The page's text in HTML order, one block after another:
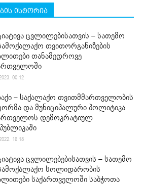
ისტორია
ცვლილებისათვის – სათემო
თვითორგანიზების
თანამედროვე
00:12
– საქალაქო თვითმმართველობის
და მუნიციპალური პოლიტიკა
დემოკრატიულ
16:18
ცვლილებებისათვის – სათემო
სოლიდარობის
საქართველოში საბჭოთა